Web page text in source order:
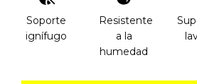
Soporte
ignífugo
Resistente
a la
humedad